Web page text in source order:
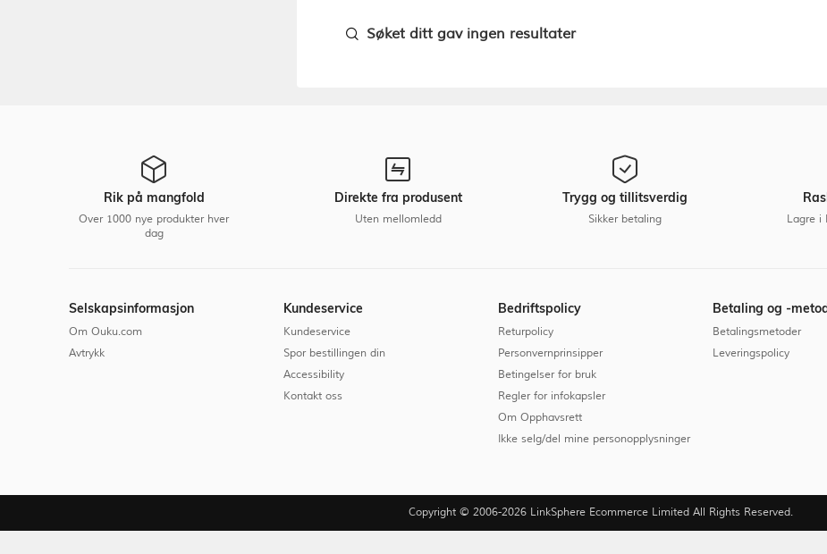
 Søket ditt gav ingen resultater
Rik på mangfold
Over 1000 nye produkter hver
dag
Direkte fra produsent
Uten mellomledd
Trygg og tillitsverdig
Sikker betaling Lagre i
Selskapsinformasjon
Om Ouku.com
Avtrykk
Kundeservice
Kundeservice
Spor bestillingen din
Accessibility
Kontakt oss
Bedriftspolicy
Returpolicy
Personvernprinsipper
Betingelser for bruk
Regler for infokapsler
Om Opphavsrett
Ikke selg/del mine personopplysninger
Betaling og -
Betalingsmetoder
Leveringspolicy
Copyright © 2006-2026 LinkSphere Ecommerce Limited All Rights Reserved.